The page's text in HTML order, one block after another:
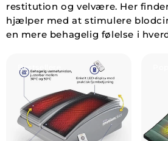
restitution og velvære. Her
hjælper med at stimulere
en mere behagelig følelse i
Vis DR-HO's MotionCiser
Bestsellere
Vis